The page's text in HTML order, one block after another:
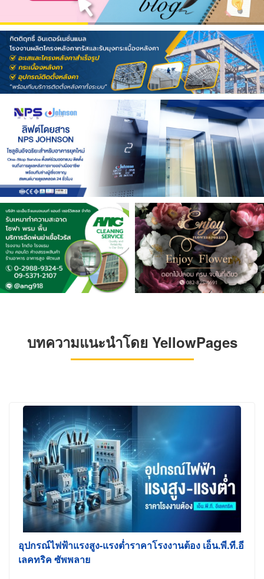
บทความแนะนำโดย YellowPages
อุปกรณ์ไฟฟ้าแรงสูง-แรงต่ำราคาโรงงานต้อง เอ็น.พี.ที.อี
เลคทริค ซัพพลาย